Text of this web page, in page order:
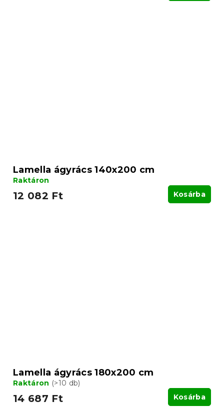
Lamella ágyrács 140x200 cm
Raktáron
12 082 Ft Kosárba
Lamella ágyrács 180x200 cm
Raktáron (>10 db)
14 687 Ft Kosárba